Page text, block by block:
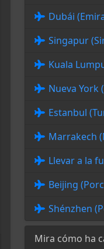
Dubái
Singapur
Kuala
Nueva York
Estanbul
Marrakech
Llevar a la
Beijing
Shénzhen
Mira cómo ha